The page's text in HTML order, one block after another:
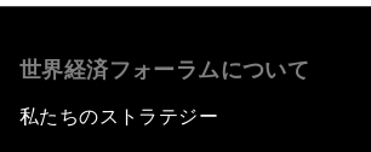
世界経済フォーラムについて
私たちのストラテジー